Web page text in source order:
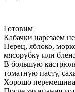
Готовим
Кабачки нарезаем
Перец, яблоко,
мясорубку или
В большую
томатную пасту,
Хорошо